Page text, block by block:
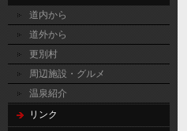
道内から
道外から
更別村
周辺施設・グルメ
温泉紹介
リンク